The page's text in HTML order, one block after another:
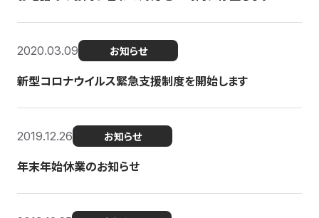
2020.03.09 お知らせ
新型コロナウイルス緊急支援制度を開始します
2019.12.26 お知らせ
年末年始休業のお知らせ